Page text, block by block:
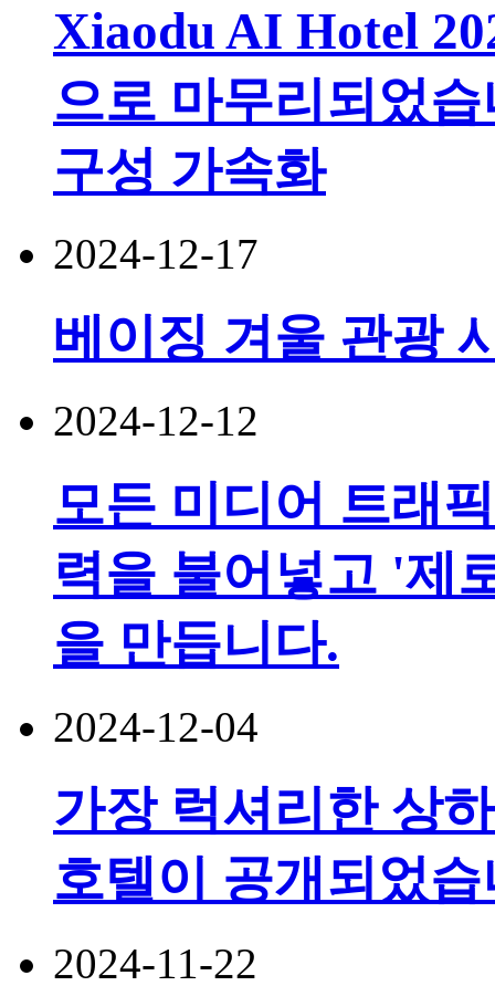
Xiaodu AI Hotel
으로 마무리되었
구성 가속화
2024-12-17
베이징 겨울 관광
2024-12-12
모든 미디어 트래
력을 불어넣고 '제
을 만듭니다.
2024-12-04
가장 럭셔리한 상
호텔이 공개되었
2024-11-22